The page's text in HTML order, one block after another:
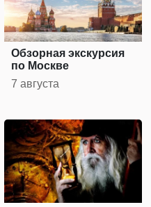
Обзорная экскурсия
по Москве
7 августа